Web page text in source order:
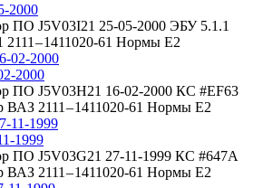
2000
ПО J5V03I21 25-05-2000 ЭБУ 5.1.1
– 1411020-61 Нормы Е2
2000
ПО J5V03H21 16-02-2000 КС #EF63
2111 – 1411020-61 Нормы Е2
1999
ПО J5V03G21 27-11-1999 КС #647A
2111 – 1411020-61 Нормы Е2